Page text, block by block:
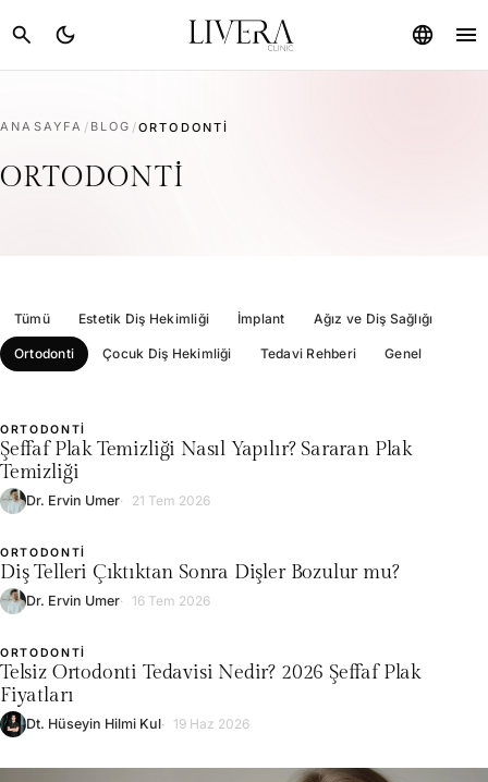
search dark_mode language menu
ANASAYFA / BLOG /ORTODONTI
ORTODONTI
Tümü Estetik Diş Hekimliği İmplant Ağız ve Diş Sağlığı
Ortodonti Çocuk Diş Hekimliği Tedavi Rehberi Genel
L
ORTODONTI
Şeffaf Plak Temizliği Nasıl Yapılır? Sararan Plak
Temizliği
Dr. Ervin Umer 21 Tem 2026
L
ORTODONTI
Diş Telleri Çıktıktan Sonra Dişler Bozulur mu?
Dr. Ervin Umer 16 Tem 2026
L
ORTODONTI
Telsiz Ortodonti Tedavisi Nedir? 2026 Şeffaf Plak
Fiyatları
Dt. Hüseyin Hilmi Kul 19 Haz 2026